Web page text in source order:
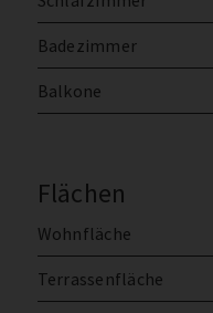
Badezimmer
Balkone
Flächen
Wohnfläche
Terrassenfläche